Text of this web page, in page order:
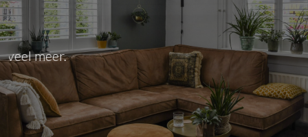
Raamdecoraties
Alle soorten raamdecoraties zoals shutters,